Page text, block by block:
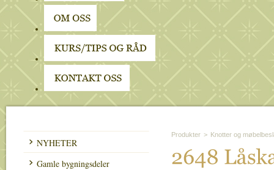
NYHETER
Gamle bygningsdeler
Produkter > Knotter og
2648 Lå